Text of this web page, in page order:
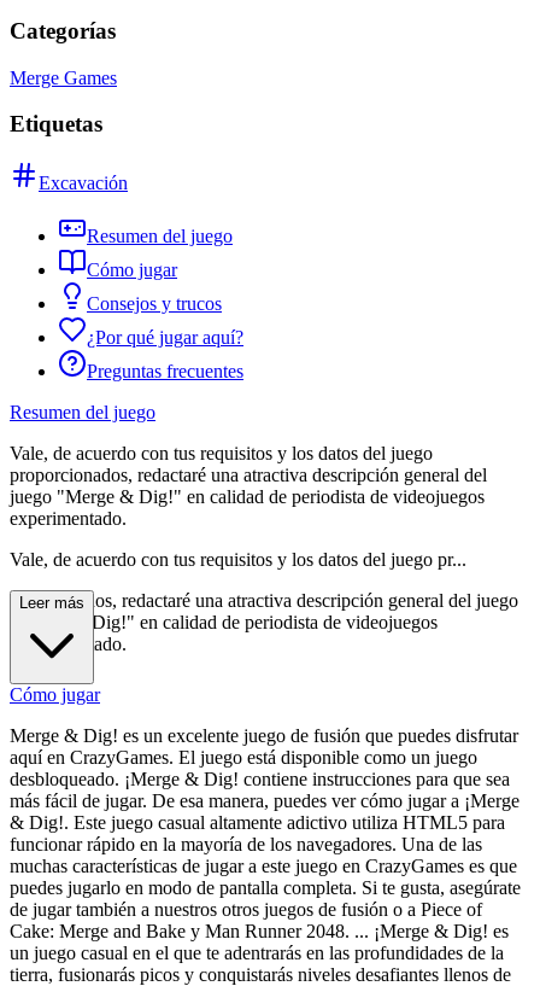
Categorías
Merge Games
Etiquetas
Excavación
Resumen del juego
Cómo jugar
Consejos y trucos
¿Por qué jugar aquí?
Preguntas frecuentes
Resumen del juego
Vale, de acuerdo con tus requisitos y los datos del juego
proporcionados, redactaré una atractiva descripción general del
juego "Merge & Dig!" en calidad de periodista de videojuegos
experimentado.
Vale, de acuerdo con tus requisitos y los datos del juego pr...
oporcionados, redactaré una atractiva descripción general del juego
"Merge & Dig!" en calidad de periodista de videojuegos
experimentado.
Leer más
Cómo jugar
Merge & Dig! es un excelente juego de fusión que puedes disfrutar
aquí en CrazyGames. El juego está disponible como un juego
desbloqueado. ¡Merge & Dig! contiene instrucciones para que sea
más fácil de jugar. De esa manera, puedes ver cómo jugar a ¡Merge
& Dig!. Este juego casual altamente adictivo utiliza HTML5 para
funcionar rápido en la mayoría de los navegadores. Una de las
muchas características de jugar a este juego en CrazyGames es que
puedes jugarlo en modo de pantalla completa. Si te gusta, asegúrate
de jugar también a nuestros otros juegos de fusión o a Piece of
Cake: Merge and Bake y Man Runner 2048. ... ¡Merge & Dig! es
un juego casual en el que te adentrarás en las profundidades de la
tierra, fusionarás picos y conquistarás niveles desafiantes llenos de